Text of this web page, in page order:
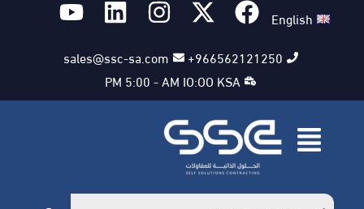
English
966562121250+
sales@ssc-sa.com
PM 5:00 - AM IO:OO KSA